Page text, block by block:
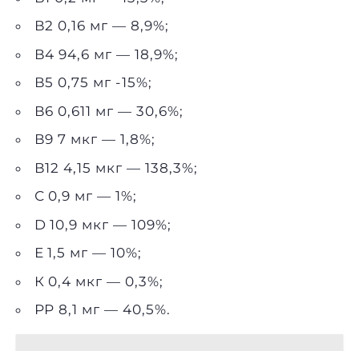
В2 0,16 мг — 8,9%;
В4 94,6 мг — 18,9%;
В5 0,75 мг -15%;
В6 0,611 мг — 30,6%;
В9 7 мкг — 1,8%;
В12 4,15 мкг — 138,3%;
С 0,9 мг — 1%;
D 10,9 мкг — 109%;
Е 1,5 мг — 10%;
К 0,4 мкг — 0,3%;
РР 8,1 мг — 40,5%.